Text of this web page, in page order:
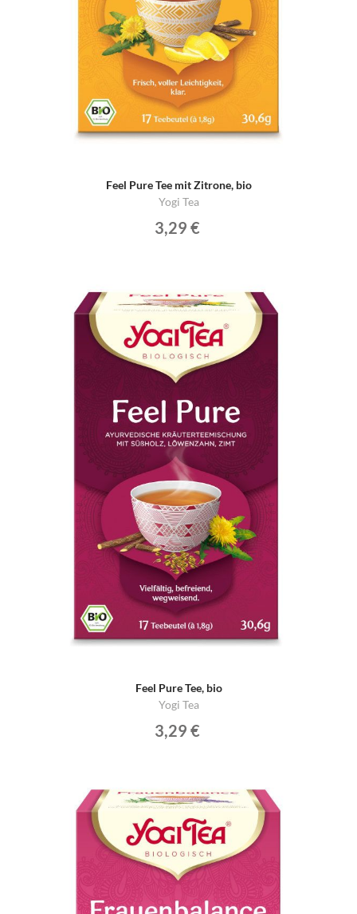
Feel Pure Tee mit Zitrone, bio
Yogi Tea
3,29 €
Feel Pure Tee, bio
Yogi Tea
3,29 €